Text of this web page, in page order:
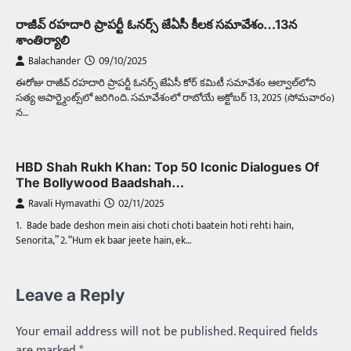
రాజీవ్ రహదారి ప్రాపర్టీ ఓనర్స్‌ జేఏసీ కీలక సమావేశం…13న
శాంతిర్యాలి
Balachander 09/10/2025
ఈరోజు రాజీవ్ రహదారి ప్రాపర్టీ ఓనర్స్‌ జేఏసీ కోర్ కమిటీ సమావేశం ఆల్వాల్‌లోని
సత్య అపార్ట్మెంట్స్‌లో జరిగింది. సమావేశంలో రాబోయే అక్టోబర్ 13, 2025 (సోమవారం)
న…
HBD Shah Rukh Khan: Top 50 Iconic Dialogues Of
The Bollywood Baadshah…
Ravali Hymavathi 02/11/2025
1. Bade bade deshon mein aisi choti choti baatein hoti rehti hain,
Senorita,” 2. “Hum ek baar jeete hain, ek…
Leave a Reply
Your email address will not be published.Required fields